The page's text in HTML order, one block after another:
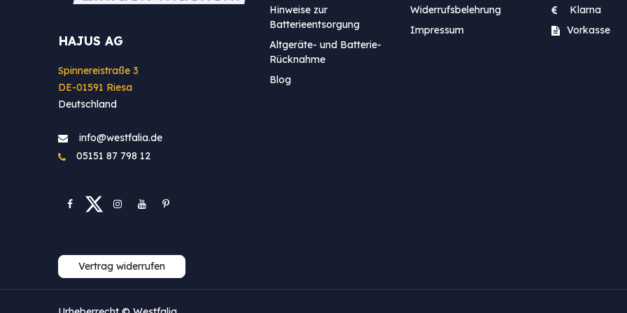
HAJUS AG
Spinnereistraße 3
DE-01591 Riesa
Deutschland
info@westfa​lia.de
05151 87 798 12
Hinweise zur
Batterieentsorgung
Altgeräte- und Batterie-
Rücknahme
Blog
Widerrufsbelehrung
Impressum
Klarna
Vorkasse
Vertrag widerrufen